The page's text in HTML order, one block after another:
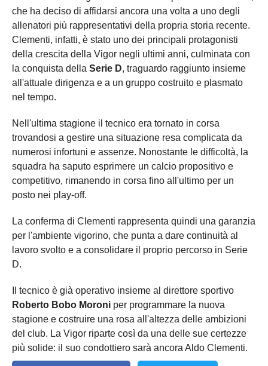
che ha deciso di affidarsi ancora una volta a uno degli
allenatori più rappresentativi della propria storia recente.
Clementi, infatti, è stato uno dei principali protagonisti
della crescita della Vigor negli ultimi anni, culminata con
la conquista della Serie D, traguardo raggiunto insieme
all'attuale dirigenza e a un gruppo costruito e plasmato
nel tempo.
Nell'ultima stagione il tecnico era tornato in corsa
trovandosi a gestire una situazione resa complicata da
numerosi infortuni e assenze. Nonostante le difficoltà, la
squadra ha saputo esprimere un calcio propositivo e
competitivo, rimanendo in corsa fino all'ultimo per un
posto nei play-off.
La conferma di Clementi rappresenta quindi una garanzia
per l'ambiente vigorino, che punta a dare continuità al
lavoro svolto e a consolidare il proprio percorso in Serie
D.
Il tecnico è già operativo insieme al direttore sportivo
Roberto Bobo Moroni per programmare la nuova
stagione e costruire una rosa all'altezza delle ambizioni
del club. La Vigor riparte così da una delle sue certezze
più solide: il suo condottiero sarà ancora Aldo Clementi.